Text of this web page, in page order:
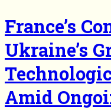
France’s
Ukraine’s
Amid